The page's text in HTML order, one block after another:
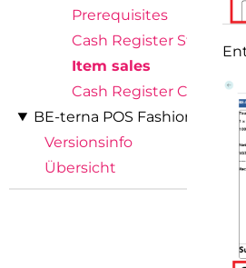
Prerequisites
Cash Register Start
Item sales
Cash Register Closing
BE-terna POS Fashion
Versionsinfo
Übersicht